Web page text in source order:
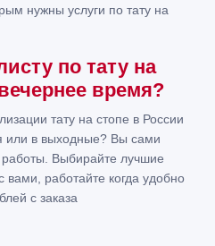
нужны услуги по тату на
по тату на
время?
тату на стопе в России
или в выходные? Вы сами
Выбирайте лучшие
работайте когда удобно
с заказа